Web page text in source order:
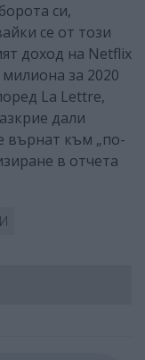
си,
се от този
доход на Netflix
милиона за 2020
La Lettre,
дали
върнат към „по-
в отчета